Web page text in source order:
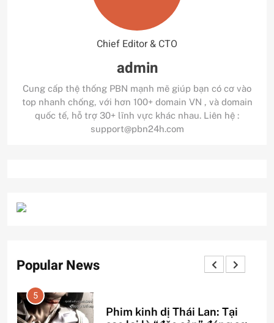
Chief Editor & CTO
admin
Cung cấp thệ thống PBN mạnh mẽ giúp bạn có cơ vào
top nhanh chống, với hơn 100+ domain VN , và domain
quốc tế, hỗ trợ 30+ lĩnh vực khác nhau. Liên hệ :
support@pbn24h.com
Popular News
1
3 sai lầm chí mạng khiến